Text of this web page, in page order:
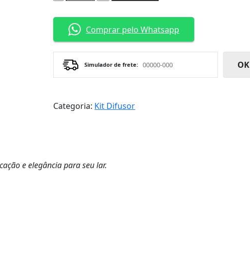
Comprar pelo Whatsapp
Simulador de frete: OK
Categoria: Kit Difusor
e elegância para seu lar.